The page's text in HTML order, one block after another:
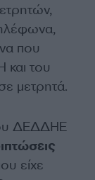
που
του
μετρητά.
ΔΕΔΔΗΕ
είχε